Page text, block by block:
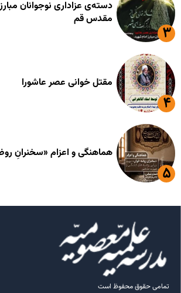
دسته‌ی عزاداری نوجوانان
مقدس قم
مقتل خوانی عصر عاشورا
هماهنگی و اعزام «سخنرانِ
تمامی حقوق محفوظ است